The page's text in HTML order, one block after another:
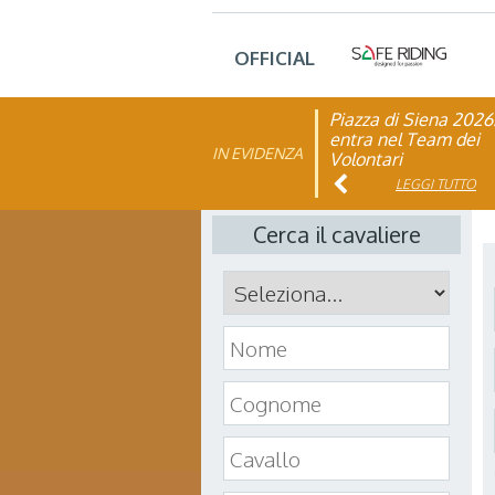
OFFICIAL
IN EVIDENZA
Piazza di Siena
entra nel Team dei
Volontari
LEGGI TUTTO
FISE: aperta la
affiliazione 2026
LEGGI TUTTO
Cerca il cavaliere